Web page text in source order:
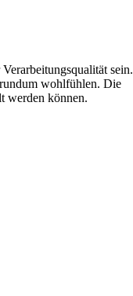
sein.
wohlfühlen. Die
werden können.